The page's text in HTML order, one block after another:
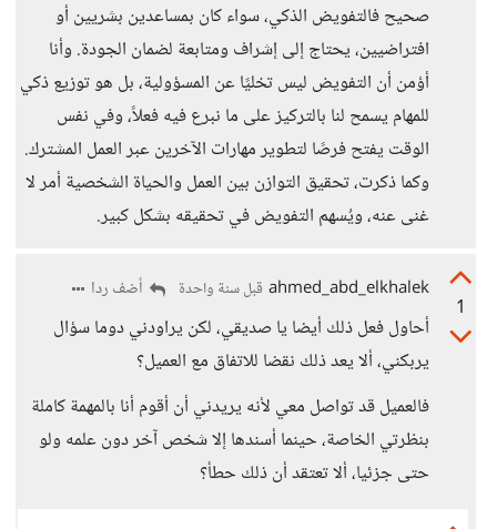
صحيح فالتفويض الذكي، سواء كان بمساعدين بشريين أو
افتراضيين، يحتاج إلى إشراف ومتابعة لضمان الجودة. وأنا
أؤمن أن التفويض ليس تخليًا عن المسؤولية، بل هو توزيع ذكي
للمهام يسمح لنا بالتركيز على ما نبرع فيه فعلاً، وفي نفس
الوقت يفتح فرصًا لتطوير مهارات الآخرين عبر العمل المشترك.
وكما ذكرت، تحقيق التوازن بين العمل والحياة الشخصية أمر لا
غنى عنه، ويُسهم التفويض في تحقيقه بشكل كبير.
1
ahmed_abd_elkhalek قبل سنة واحدة أضف ردا
أحاول فعل ذلك أيضا يا صديقي، لكن يراودني دوما سؤال
يربكني، ألا يعد ذلك نقضا للاتفاق مع العميل؟
فالعميل قد تواصل معي لأنه يريدني أن أقوم أنا بالمهمة كاملة
بنظرتي الخاصة، حينما أسندها إلا شخص آخر دون علمه ولو
حتى جزئيا، ألا تعتقد أن ذلك حطأ؟